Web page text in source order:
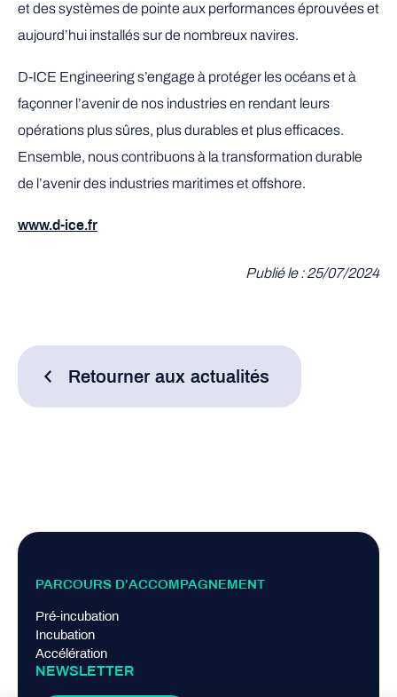
et des systèmes de pointe aux performances éprouvées et
aujourd’hui installés sur de nombreux navires.
D-ICE Engineering s’engage à protéger les océans et à
façonner l’avenir de nos industries en rendant leurs
opérations plus sûres, plus durables et plus efficaces.
Ensemble, nous contribuons à la transformation durable
de l’avenir des industries maritimes et offshore.
www.d-ice.fr
Publié le : 25/07/2024
Retourner aux actualités
PARCOURS D’ACCOMPAGNEMENT
Pré-incubation
Incubation
Accélération
NEWSLETTER